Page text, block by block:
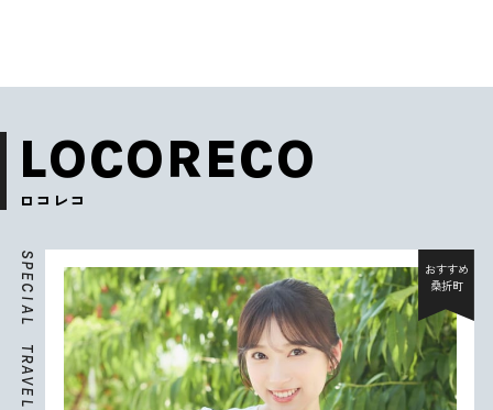
LOCORECO
ロコレコ
S
P
E
C
I
A
L
T
R
A
V
E
L
おすすめ
桑折町